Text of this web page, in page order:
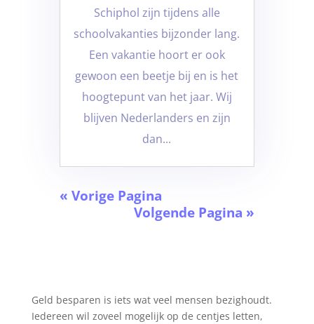
Schiphol zijn tijdens alle
schoolvakanties bijzonder lang.
Een vakantie hoort er ook
gewoon een beetje bij en is het
hoogtepunt van het jaar. Wij
blijven Nederlanders en zijn
dan...
« Vorige Pagina
Volgende Pagina »
Geld besparen is iets wat veel mensen bezighoudt.
Iedereen wil zoveel mogelijk op de centjes letten,